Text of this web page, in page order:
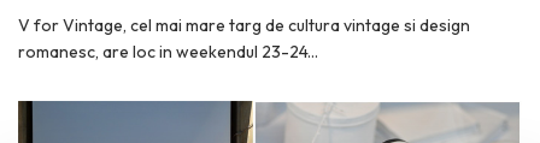
V for Vintage, cel mai mare targ de cultura vintage si design
romanesc, are loc in weekendul 23-24...